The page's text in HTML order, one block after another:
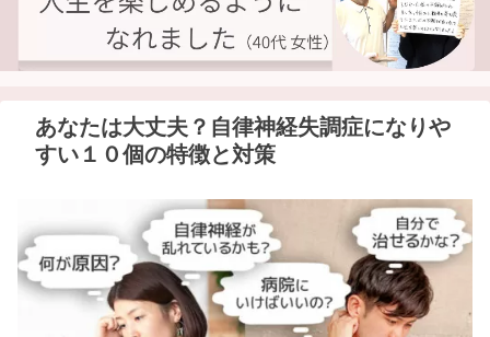
あなたは大丈夫？自律神経失調症になりや
すい１０個の特徴と対策